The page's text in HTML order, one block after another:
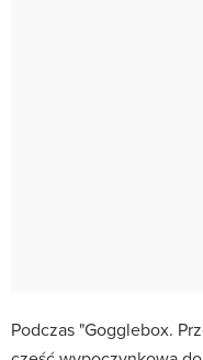
Podczas "Gogglebox.